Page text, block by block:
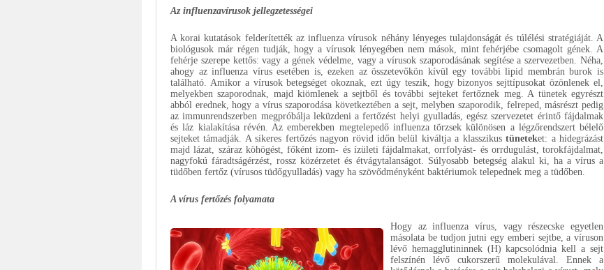
Az influenzavírusok jellegzetességei
A korai kutatások felderítették az influenza vírusok néhány lényeges tulajdonságát és túlélési stratégiáját. A
biológusok már régen tudják, hogy a vírusok lényegében nem mások, mint fehérjébe csomagolt gének. A
fehérje szerepe kettős: vagy a gének védelme, vagy a vírusok szaporodásának segítése a szervezetben. Néha,
ahogy az influenza vírus esetében is, ezeken az összetevőkön kívül egy további lipid membrán burok is
található. Amikor a vírusok betegséget okoznak, ezt úgy teszik, hogy bizonyos sejttípusokat özönlenek el,
melyekben szaporodnak, majd kiömlenek a sejtből és további sejteket fertőznek meg. A tünetek egyrészt
abból erednek, hogy a vírus szaporodása következtében a sejt, melyben szaporodik, felreped, másrészt pedig
az immunrendszerben megpróbálja leküzdeni a fertőzést helyi gyulladás, egész szervezetet érintő fájdalmak
és láz kialakítása révén. Az emberekben megtelepedő influenza törzsek különösen a légzőrendszert bélelő
sejteket támadják. A sikeres fertőzés nagyon rövid időn belül kiváltja a klasszikustüneteket: a hidegrázást
majd lázat, száraz köhögést, főként izom- és ízületi fájdalmakat, orrfolyást- és orrdugulást, torokfájdalmat,
nagyfokú fáradtságérzést, rossz közérzetet és étvágytalanságot. Súlyosabb betegség alakul ki, ha a vírus a
tüdőben fertőz (vírusos tüdőgyulladás) vagy ha szövődményként baktériumok telepednek meg a tüdőben.
A vírus fertőzés folyamata
Hogy az influenza vírus, vagy részecske egyetlen
másolata be tudjon jutni egy emberi sejtbe, a víruson
lévő hemagglutininnek (H) kapcsolódnia kell a sejt
felszínén lévő cukorszerű molekulával. Ennek a